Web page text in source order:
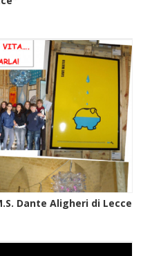
Dante Aligheri di Lecce